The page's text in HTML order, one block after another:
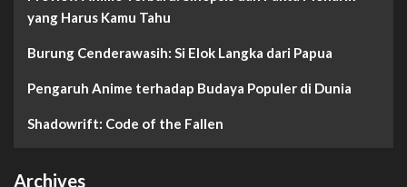
yang Harus Kamu Tahu
Burung Cenderawasih: Si Elok Langka dari Papua
Pengaruh Anime terhadap Budaya Populer di Dunia
Shadowrift: Code of the Fallen
Archives